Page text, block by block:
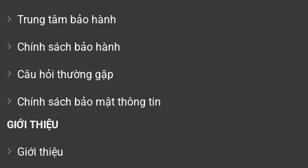
Trung tâm bảo hành
Chính sách bảo hành
Câu hỏi thường gặp
Chính sách bảo mật thông tin
GIỚI THIỆU
Giới thiệu